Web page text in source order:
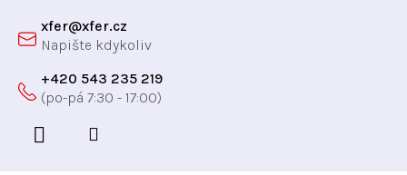
xfer@xfer.cz
+420 543 235 219